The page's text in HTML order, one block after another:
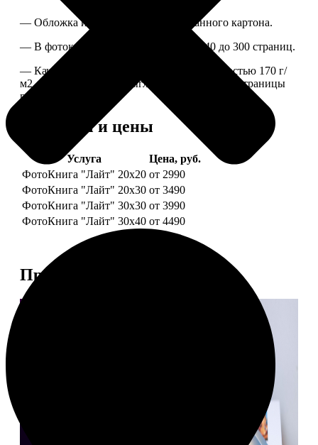
— Обложка из твердого ламинированного картона.
— В фотокниге можно разместить от 40 до 300 страниц.
— Качественная мелованная бумага плотностью 170 г/
м2, то есть страницы выглядят, как плотные страницы
глянцевого журнала.
Форматы и цены
Услуга
Цена, руб.
ФотоКнига "Лайт" 20x20 от 2990
ФотоКнига "Лайт" 20x30 от 3490
ФотоКнига "Лайт" 30x30 от 3990
ФотоКнига "Лайт" 30x40 от 4490
Примеры работ